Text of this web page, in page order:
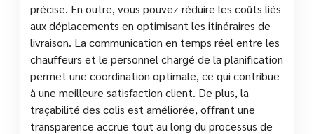
précise. En outre, vous pouvez réduire les coûts liés
aux déplacements en optimisant les itinéraires de
livraison. La communication en temps réel entre les
chauffeurs et le personnel chargé de la planification
permet une coordination optimale, ce qui contribue
à une meilleure satisfaction client. De plus, la
traçabilité des colis est améliorée, offrant une
transparence accrue tout au long du processus de